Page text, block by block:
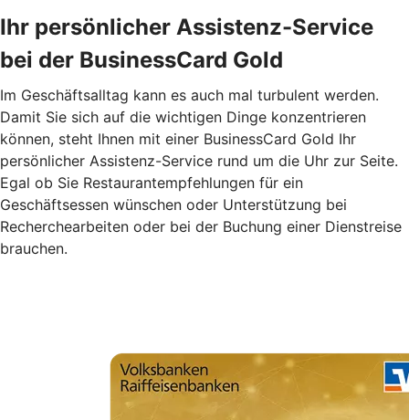
Ihr persönlicher Assistenz-Service
bei der BusinessCard Gold
Im Geschäftsalltag kann es auch mal turbulent werden.
Damit Sie sich auf die wichtigen Dinge konzentrieren
können, steht Ihnen mit einer BusinessCard Gold Ihr
persönlicher Assistenz-Service rund um die Uhr zur Seite.
Egal ob Sie Restaurantempfehlungen für ein
Geschäftsessen wünschen oder Unterstützung bei
Recherchearbeiten oder bei der Buchung einer Dienstreise
brauchen.